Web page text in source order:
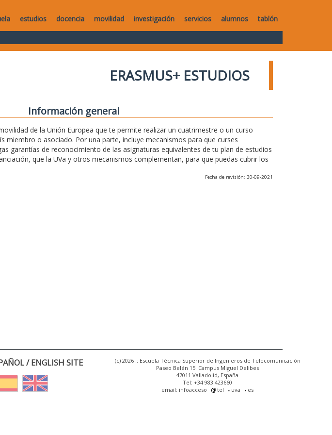
estudios docencia movilidad investigación servicios alumnos tablón
ERASMUS+ ESTUDIOS
Información general
de la Unión Europea que te permite realizar un cuatrimestre o un curso
miembro o asociado. Por una parte, incluye mecanismos para que curses
garantías de reconocimiento de las asignaturas equivalentes de tu plan de estudios
que la UVa y otros mecanismos complementan, para que puedas cubrir los
Fecha de revisión: 30-09-2021
/ ENGLISH SITE
(c) 2026 :: Escuela Técnica Superior de Ingenieros de Telecomunicación
Paseo Belén 15. Campus Miguel Delibes
47011 Valladolid, España
Tel: +34 983 423660
email: infoacceso
tel uva es